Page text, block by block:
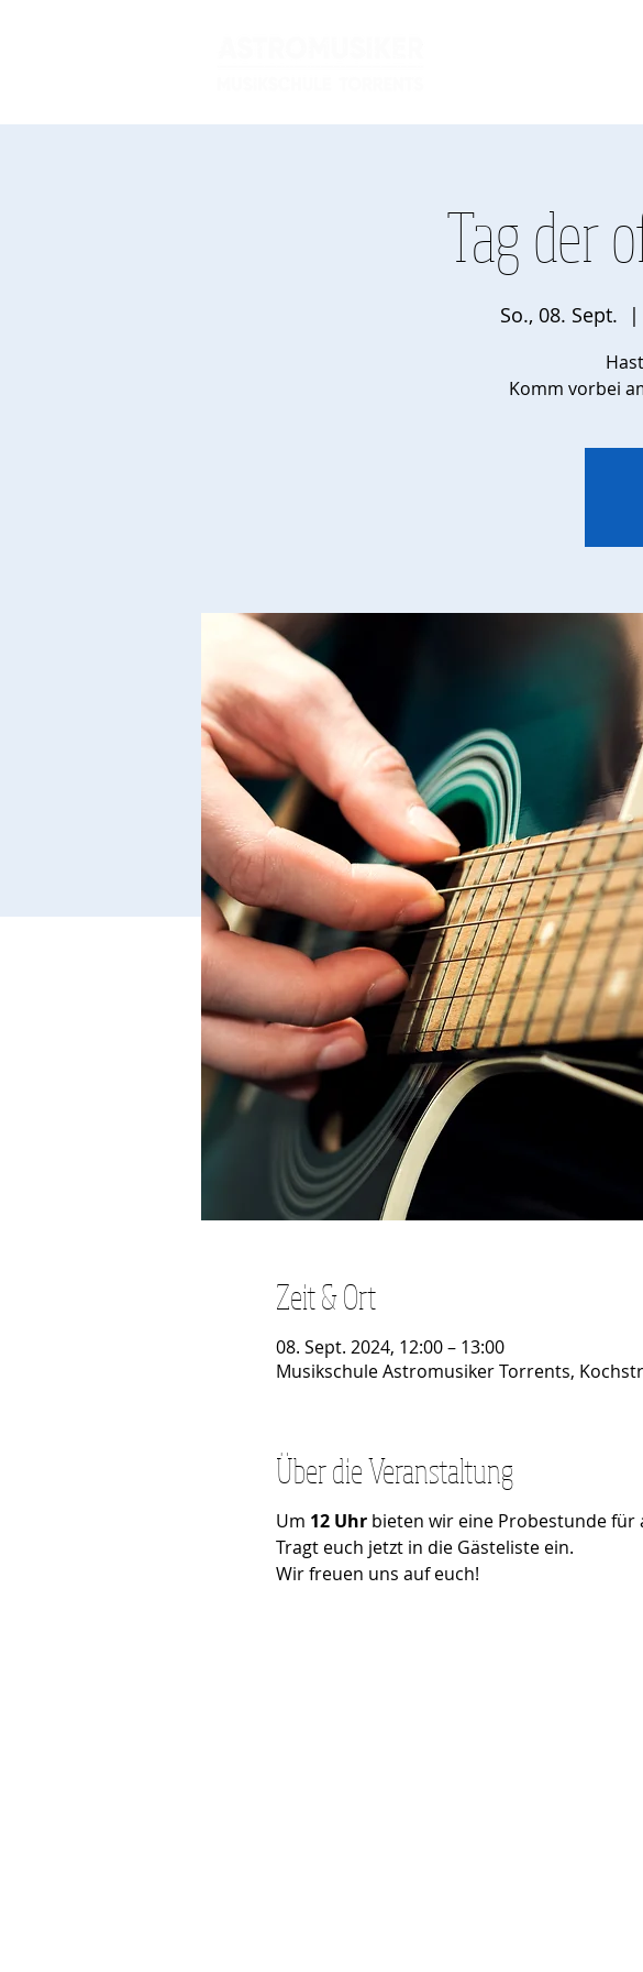
Tag der
So., 08. Sept.
  |
Komm vorbei
Zeit & Ort
08. Sept. 2024, 12:00 – 13:00
Musikschule Astromusiker Torrents,
Über die Veranstaltung
Um 12 Uhrbieten wir eine Probestunde für
Tragt euch jetzt in die Gästeliste ein.
Wir freuen uns auf euch!